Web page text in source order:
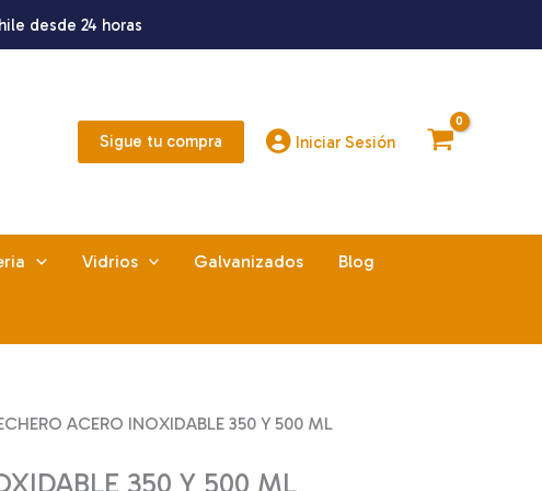
desde 24 horas
Sigue tu compra Iniciar Sesión
Vidrios Galvanizados Blog
ACERO INOXIDABLE 350 Y 500 ML
350 Y 500 ML